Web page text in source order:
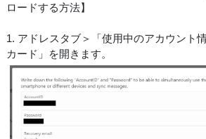
ロードする方法】
1. アドレスタブ＞「使用中のアカウント
カード」を開きます。